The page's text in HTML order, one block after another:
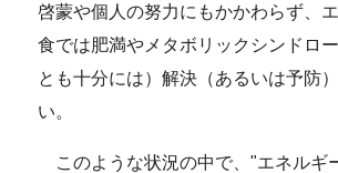
啓蒙や個人の努力にもかかわらず、
食では肥満やメタボリックシンドロ
とも十分には）解決（あるいは予防
い。
このような状況の中で、"エネルギ